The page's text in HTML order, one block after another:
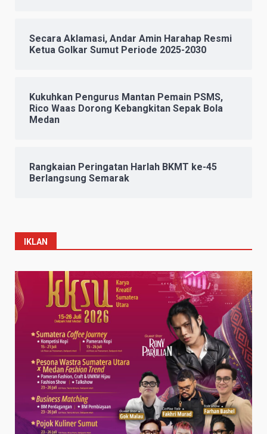
Secara Aklamasi, Andar Amin Harahap Resmi
Ketua Golkar Sumut Periode 2025-2030
Kukuhkan Pengurus Mantan Pemain PSMS,
Rico Waas Dorong Kebangkitan Sepak Bola
Medan
Rangkaian Peringatan Harlah BKMT ke-45
Berlangsung Semarak
IKLAN